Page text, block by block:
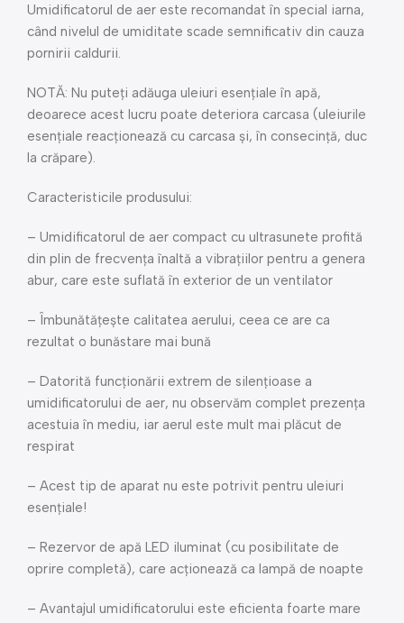
Umidificatorul de aer este recomandat în special iarna,
când nivelul de umiditate scade semnificativ din cauza
pornirii caldurii.
NOTĂ: Nu puteți adăuga uleiuri esențiale în apă,
deoarece acest lucru poate deteriora carcasa (uleiurile
esențiale reacționează cu carcasa și, în consecință, duc
la crăpare).
Caracteristicile produsului:
– Umidificatorul de aer compact cu ultrasunete profită
din plin de frecvența înaltă a vibrațiilor pentru a genera
abur, care este suflată în exterior de un ventilator
– Îmbunătățește calitatea aerului, ceea ce are ca
rezultat o bunăstare mai bună
– Datorită funcționării extrem de silențioase a
umidificatorului de aer, nu observăm complet prezența
acestuia în mediu, iar aerul este mult mai plăcut de
respirat
– Acest tip de aparat nu este potrivit pentru uleiuri
esențiale!
– Rezervor de apă LED iluminat (cu posibilitate de
oprire completă), care acționează ca lampă de noapte
– Avantajul umidificatorului este eficienta foarte mare